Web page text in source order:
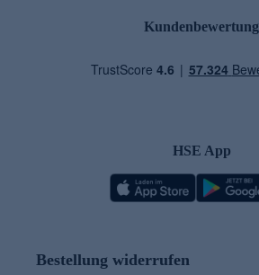
Kundenbewertung
HSE App
Bestellung widerrufen